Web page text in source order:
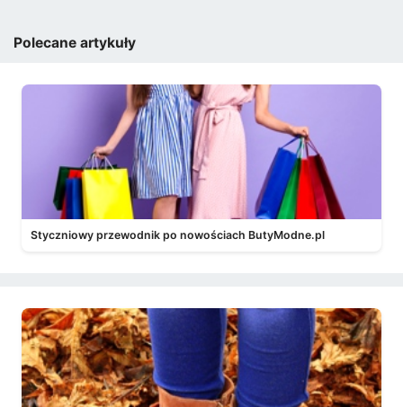
Polecane artykuły
Styczniowy przewodnik po nowościach ButyModne.pl